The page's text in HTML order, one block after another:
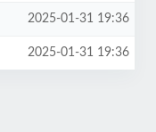
2025-01-31 19:36
2025-01-31 19:36